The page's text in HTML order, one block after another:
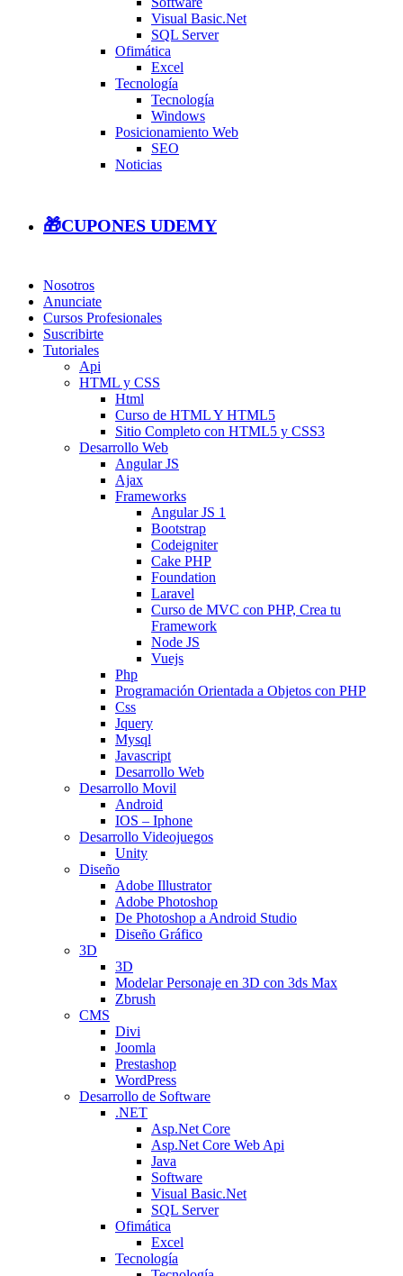
Visual Basic.Net
SQL Server
Ofimática
Excel
Tecnología
Tecnología
Windows
Posicionamiento Web
SEO
Noticias
🎁CUPONES UDEMY
Nosotros
Anunciate
Cursos Profesionales
Suscribirte
Tutoriales
Api
HTML y CSS
Html
Curso de HTML Y HTML5
Sitio Completo con HTML5 y CSS3
Desarrollo Web
Angular JS
Ajax
Frameworks
Angular JS 1
Bootstrap
Codeigniter
Cake PHP
Foundation
Laravel
Curso de MVC con PHP, Crea tu
Framework
Node JS
Vuejs
Php
Programación Orientada a Objetos con PHP
Css
Jquery
Mysql
Javascript
Desarrollo Web
Desarrollo Movil
Android
IOS – Iphone
Desarrollo Videojuegos
Unity
Diseño
Adobe Illustrator
Adobe Photoshop
De Photoshop a Android Studio
Diseño Gráfico
3D
3D
Modelar Personaje en 3D con 3ds Max
Zbrush
CMS
Divi
Joomla
Prestashop
WordPress
Desarrollo de Software
.NET
Asp.Net Core
Asp.Net Core Web Api
Java
Software
Visual Basic.Net
SQL Server
Ofimática
Excel
Tecnología